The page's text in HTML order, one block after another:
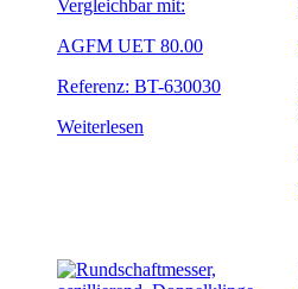
Vergleichbar mit:
AGFM UET 80.00
Referenz: BT-630030
Weiterlesen